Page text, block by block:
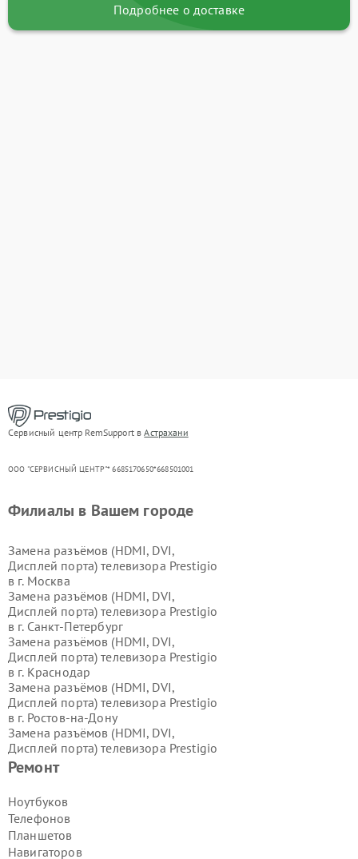
Подробнее о доставке
Сервисный центр RemSupport вАстрахани
ООО "СЕРВИСНЫЙ ЦЕНТР"* 6685170650*668501001
Ремонт
Ноутбуков
Телефонов
Планшетов
Навигаторов
Филиалы в Вашем городе
Замена разъёмов (HDMI, DVI,
Дисплей порта) телевизора Prestigio
в г. Москва
Замена разъёмов (HDMI, DVI,
Дисплей порта) телевизора Prestigio
в г. Санкт-Петербург
Замена разъёмов (HDMI, DVI,
Дисплей порта) телевизора Prestigio
в г. Краснодар
Замена разъёмов (HDMI, DVI,
Дисплей порта) телевизора Prestigio
в г. Ростов-на-Дону
Замена разъёмов (HDMI, DVI,
Дисплей порта) телевизора Prestigio
в г.Нижний Новгород
Дисплей порта) телевизора Prestigio
в г.Новосибирск
Замена разъёмов (HDMI, DVI,
Дисплей порта) телевизора Prestigio
в г.Екатеринбург